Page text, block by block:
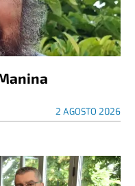
2 AGOSTO 2026